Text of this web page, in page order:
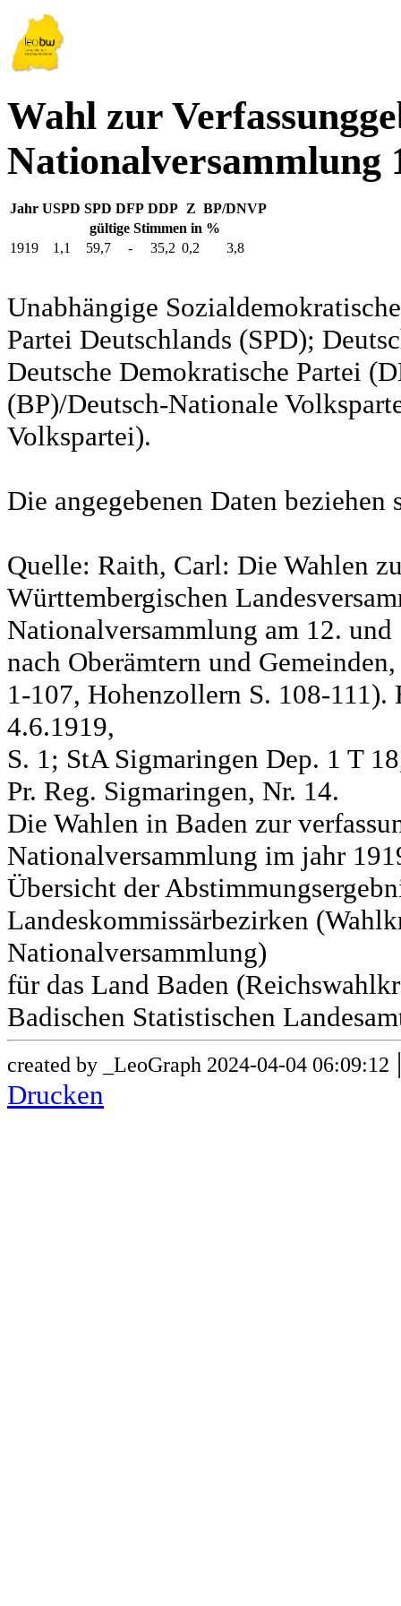
Wahl zur
Nationalversammlung
Jahr USPD SPD DFP DDP Z BP/DNVP
gültige Stimmen in %
1919
1,1 59,7 - 35,2 0,2 3,8
Unabhängige
Partei Deutschlands (SPD);
Deutsche Demokratische Partei
(BP)/Deutsch-Nationale
Volkspartei).
Die angegebenen Daten
Quelle: Raith, Carl: Die Wahlen
Württembergischen
Nationalversammlung am 12. und
nach Oberämtern und
1-107, Hohenzollern S. 108-
4.6.1919,
S. 1; StA Sigmaringen Dep. 1 T
Pr. Reg. Sigmaringen, Nr. 14.
Die Wahlen in Baden zur
Nationalversammlung im jahr
Übersicht der
Landeskommissärbezirken
Nationalversammlung)
für das Land Baden
Badischen Statistischen
created by _LeoGraph 2024-04-04 06:09:12
Drucken